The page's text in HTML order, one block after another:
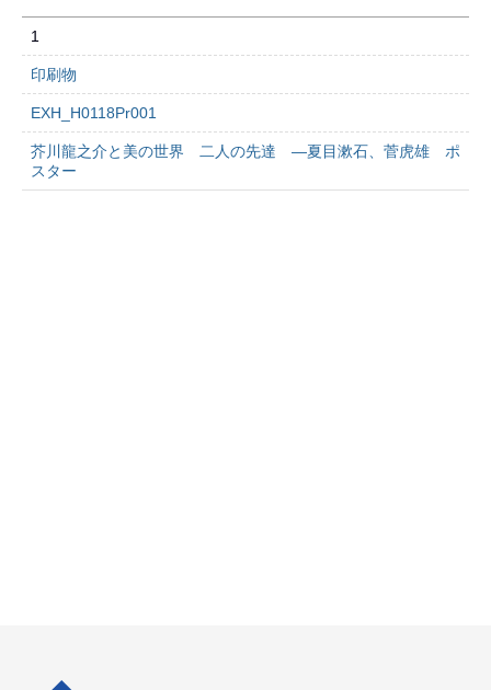
1
印刷物
EXH_H0118Pr001
芥川龍之介と美の世界 二人の先達 ―夏目漱石、菅虎雄 ポ
スター